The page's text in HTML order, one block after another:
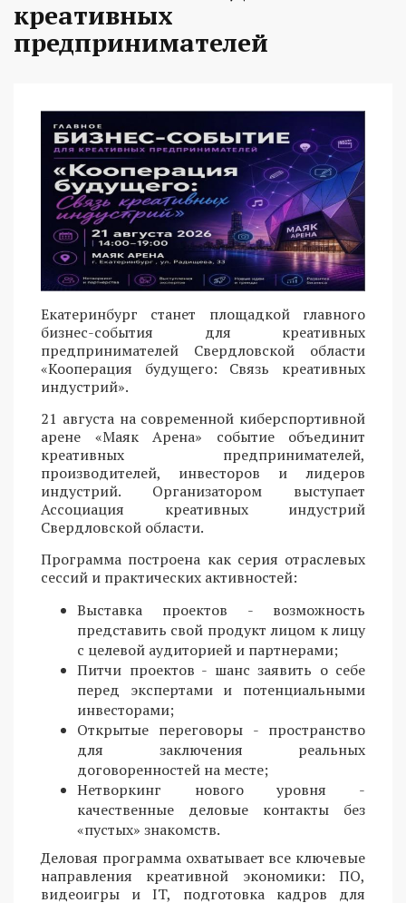
креативных
предпринимателей
Екатеринбург станет площадкой главного
бизнес-события для креативных
предпринимателей Свердловской области
«Кооперация будущего: Связь креативных
индустрий».
21 августа на современной киберспортивной
арене «Маяк Арена» событие объединит
креативных предпринимателей,
производителей, инвесторов и лидеров
индустрий. Организатором выступает
Ассоциация креативных индустрий
Свердловской области.
Программа построена как серия отраслевых
сессий и практических активностей:
Выставка проектов - возможность
представить свой продукт лицом к лицу
с целевой аудиторией и партнерами;
Питчи проектов - шанс заявить о себе
перед экспертами и потенциальными
инвесторами;
Открытые переговоры - пространство
для заключения реальных
договоренностей на месте;
Нетворкинг нового уровня -
качественные деловые контакты без
«пустых» знакомств.
Деловая программа охватывает все ключевые
направления креативной экономики: ПО,
видеоигры и IT, подготовка кадров для